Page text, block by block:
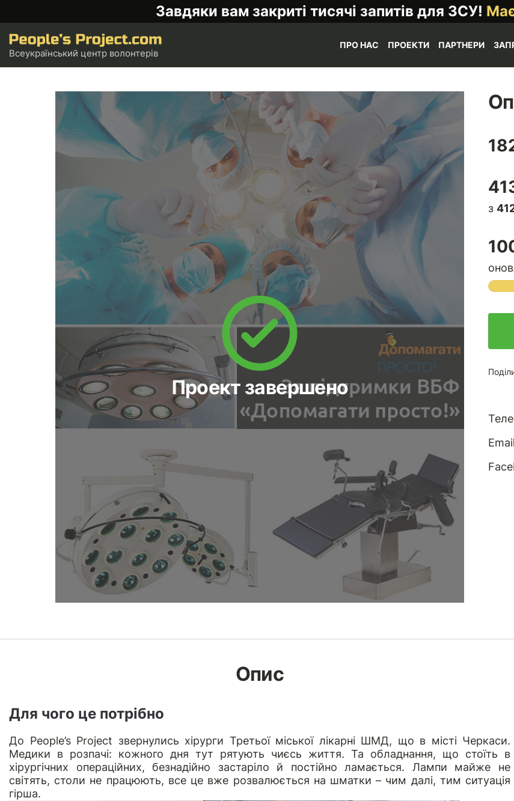
Завдяки вам закриті тисячі запитів для ЗСУ!
Всеукраїнський центр волонтерів
ПРО НАС ПРОЕКТИ ПАРТНЕРИ
Проект завершено
з
Опис
Для чого це потрібно
До People’s Project звернулись хірурги Третьої міської лікарні ШМД, що в місті Черкаси.
Медики в розпачі: кожного дня тут рятують чиєсь життя. Та обладнання, що стоїть в
хірургічних операційних, безнадійно застаріло й постійно ламається. Лампи майже не
світять, столи не працюють, все це вже розвалюється на шматки – чим далі, тим ситуація
гірша.